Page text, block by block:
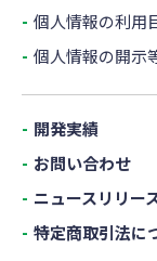
個人情報の利用
個人情報の開示
開発実績
お問い合わせ
ニュースリリー
特定商取引法に